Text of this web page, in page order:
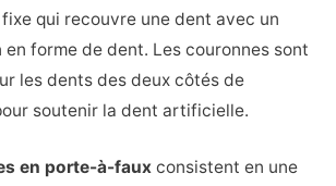
qui recouvre une dent avec un
en forme de dent. Les couronnes sont
les dents des deux côtés de
soutenir la dent artificielle.
en porte-à-faux consistent en une